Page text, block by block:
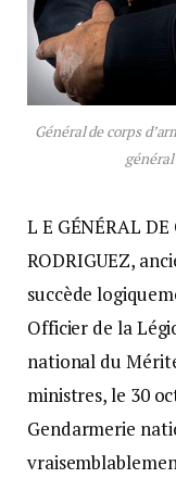
Général de corps
L E GÉNÉRAL DE
RODRIGUEZ,
succède
Officier de la
national du
ministres, le 30
Gendarmerie